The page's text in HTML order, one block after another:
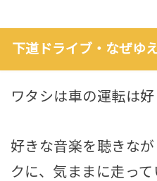
下道ドライブ・なぜゆ
ワタシは車の運転は好
好きな音楽を聴きな
クに、気ままに走って